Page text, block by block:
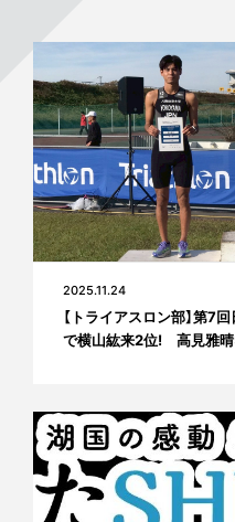
2025.11.24
【トライアスロン部】第7
で横山紘来2位! 高見雅